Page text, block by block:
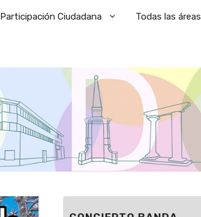
Participación Ciudadana Todas las áreas